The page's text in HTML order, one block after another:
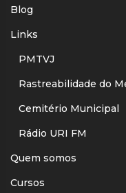
Blog
Links
PMTVJ
Rastreabilidade do
Cemitério Municipal
Rádio URI FM
Quem somos
Cursos